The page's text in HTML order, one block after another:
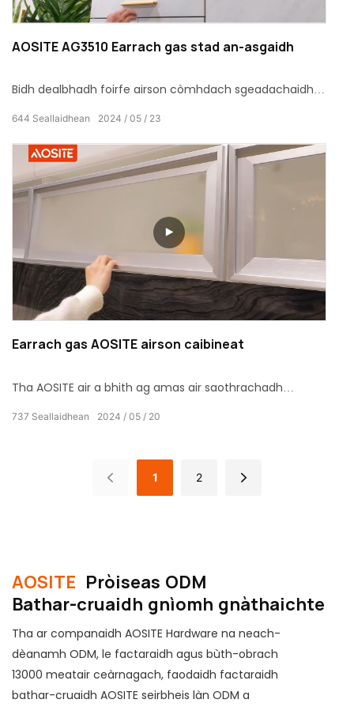
AOSITE AG3510 Earrach gas stad an-asgaidh
Bidh dealbhadh foirfe airson còmhdach sgeadachaidh a’
2024 05 23
644 Seallaidhean
Earrach gas AOSITE airson caibineat
Tha AOSITE air a bhith ag amas air saothrachadh
2024 05 20
737 Seallaidhean
1 2
AOSITE Pròiseas ODM
Bathar-cruaidh gnìomh gnàthaichte
Tha ar companaidh AOSITE Hardware na neach-
dèanamh ODM, le factaraidh agus bùth-obrach
13000 meatair ceàrnagach, faodaidh factaraidh
bathar-cruaidh AOSITE seirbheis làn ODM a